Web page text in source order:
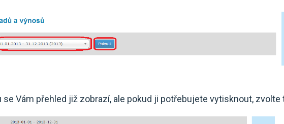
se Vám přehled již zobrazí, ale pokud ji potřebujete vytisknout,